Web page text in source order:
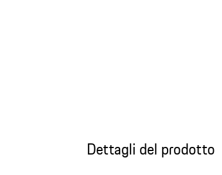
Dettagli del prodotto